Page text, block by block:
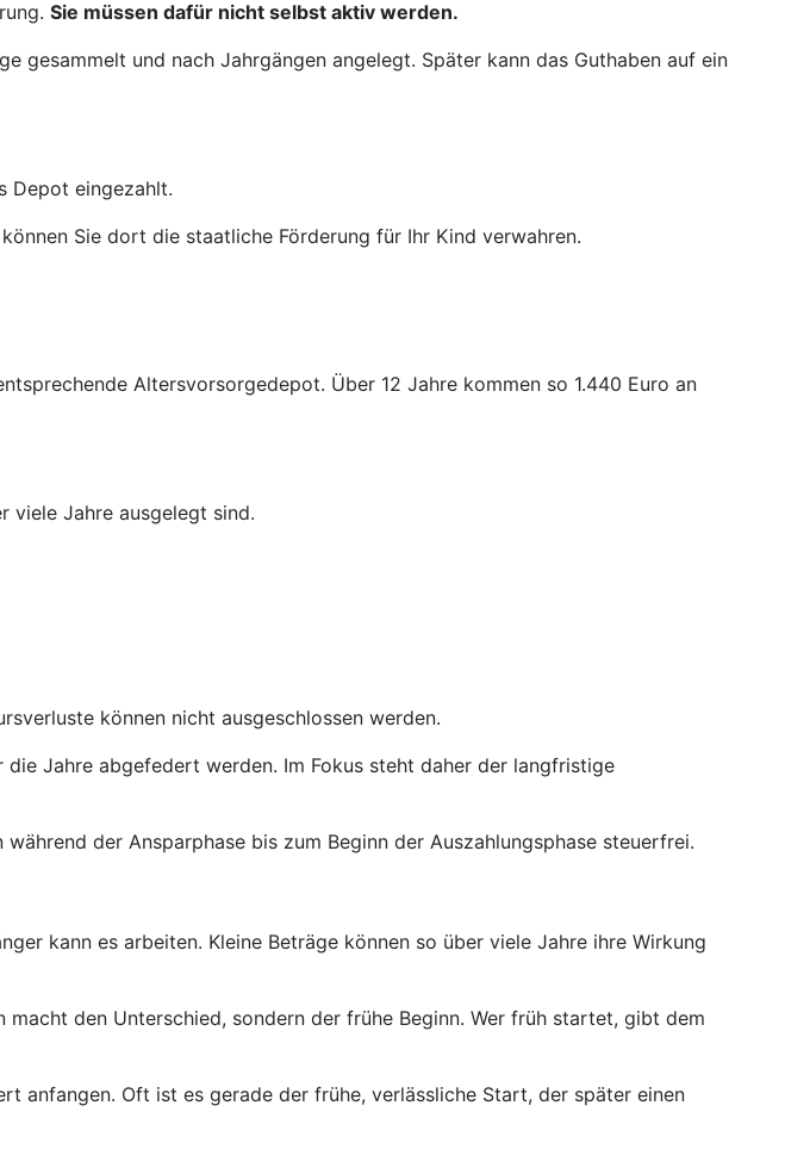
Sie müssen dafür nicht selbst aktiv werden.
gesammelt und nach Jahrgängen angelegt. Später kann das Guthaben auf ein
Depot eingezahlt.
Sie dort die staatliche Förderung für Ihr Kind verwahren.
Altersvorsorgedepot. Über 12 Jahre kommen so 1.440 Euro an
viele Jahre ausgelegt sind.
können nicht ausgeschlossen werden.
Jahre abgefedert werden. Im Fokus steht daher der langfristige
der Ansparphase bis zum Beginn der Auszahlungsphase steuerfrei.
kann es arbeiten. Kleine Beträge können so über viele Jahre ihre Wirkung
den Unterschied, sondern der frühe Beginn. Wer früh startet, gibt dem
anfangen. Oft ist es gerade der frühe, verlässliche Start, der später einen